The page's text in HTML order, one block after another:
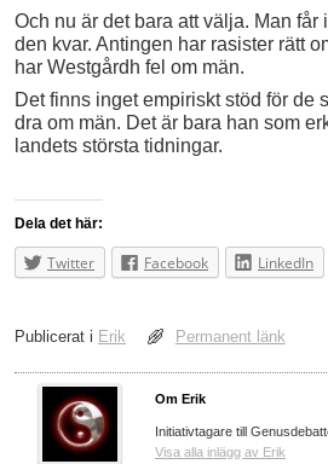
Och nu är det bara att välja. Man får
den kvar. Antingen har rasister rätt
har Westgårdh fel om män.
Det finns inget empiriskt stöd för de
dra om män. Det är bara han som
landets största tidningar.
Dela det här:
Twitter Facebook LinkedIn
Publicerat i Erik Permanent länk
Om Erik
Initiativtagare till
Visa alla inlägg av Erik